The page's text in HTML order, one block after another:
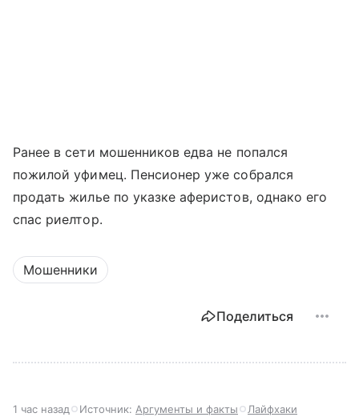
Ранее в сети мошенников едва не попался
пожилой уфимец. Пенсионер уже собрался
продать жилье по указке аферистов, однако его
спас риелтор.
Мошенники
Поделиться
1 час назад Источник: Аргументы и факты Лайфхаки